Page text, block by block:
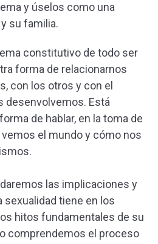
y úselos como una
su familia.
constitutivo de todo ser
forma de relacionarnos
con los otros y con el
desenvolvemos. Está
de hablar, en la toma de
el mundo y cómo nos
las implicaciones y
tiene en los
hitos fundamentales de su
comprendemos el proceso